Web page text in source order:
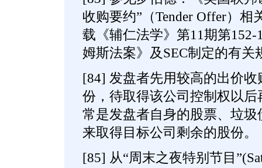
收购要约”（Tender Offer）
载《辅仁法学》第11期第
姆斯法案》及SEC制定的有
[84] 发盘者先用较高的出价
份，待取得该公司控制权以
常是发盘者自身的股票、垃
来取得目标公司剩余的股份。
[85] 从“周末之夜特别节目